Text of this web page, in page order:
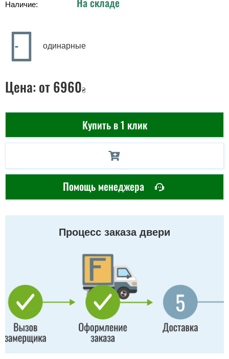
Наличие:
одинарные
Цена: от 6960₴
Купить в 1 клик
Помощь менеджера
Процесс заказа двери